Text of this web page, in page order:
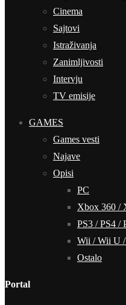
Cinema
Sajtovi
Istraživanja
Zanimljivosti
Intervju
TV emisije
GAMES
Games vesti
Najave
Opisi
PC
Xbox 360 /
PS3 / PS4 /
Wii / Wii U
Ostalo
Portal